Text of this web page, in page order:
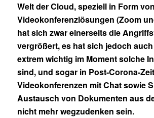
Welt der Cloud, speziell in Form von
Videokonferenzlösungen (Zoom
hat sich zwar einerseits die
vergrößert, es hat sich jedoch
extrem wichtig im Moment solche
sind, und sogar in Post-Corona-
Videokonferenzen mit Chat sowie
Austausch von Dokumenten aus
nicht mehr wegzudenken sein.